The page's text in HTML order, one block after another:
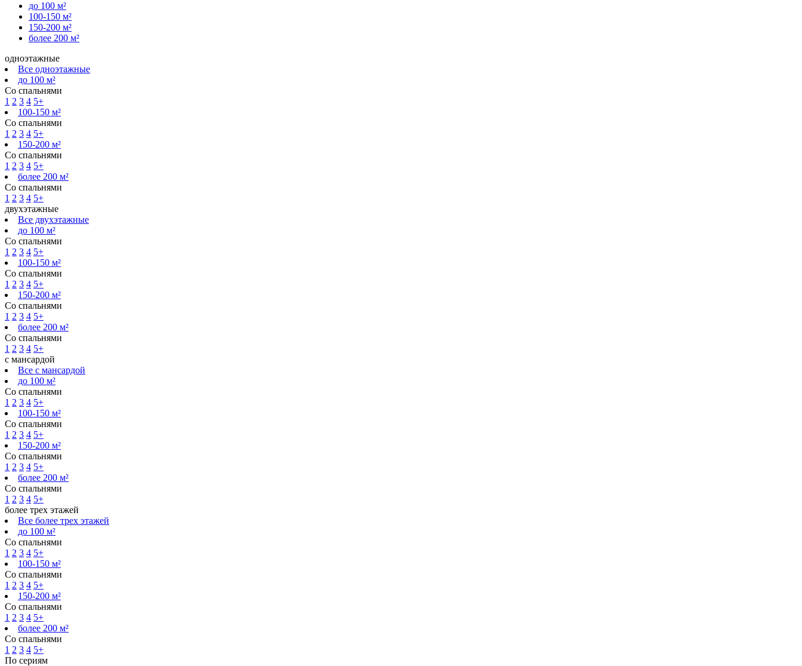
до 100 м²
100-150 м²
150-200 м²
более 200 м²
одноэтажные
Все одноэтажные
до 100 м²
Со спальнями
1 2 3 4 5+
100-150 м²
Со спальнями
1 2 3 4 5+
150-200 м²
Со спальнями
1 2 3 4 5+
более 200 м²
Со спальнями
1 2 3 4 5+
двухэтажные
Все двухэтажные
до 100 м²
Со спальнями
1 2 3 4 5+
100-150 м²
Со спальнями
1 2 3 4 5+
150-200 м²
Со спальнями
1 2 3 4 5+
более 200 м²
Со спальнями
1 2 3 4 5+
с мансардой
Все с мансардой
до 100 м²
Со спальнями
1 2 3 4 5+
100-150 м²
Со спальнями
1 2 3 4 5+
150-200 м²
Со спальнями
1 2 3 4 5+
более 200 м²
Со спальнями
1 2 3 4 5+
более трех этажей
Все более трех этажей
до 100 м²
Со спальнями
1 2 3 4 5+
100-150 м²
Со спальнями
1 2 3 4 5+
150-200 м²
Со спальнями
1 2 3 4 5+
более 200 м²
Со спальнями
1 2 3 4 5+
По сериям